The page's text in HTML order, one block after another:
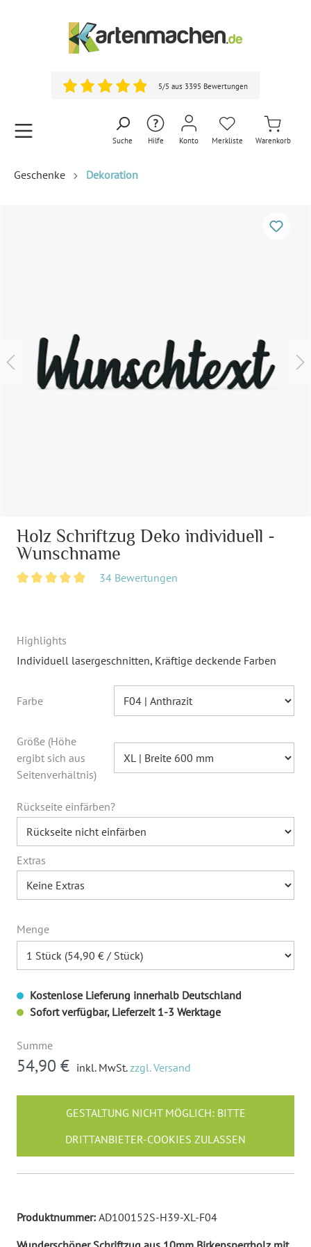
5/5 aus 3395 Bewertungen
Suche Hilfe Konto Merkliste Warenkorb
Geschenke Dekoration
Holz Schriftzug Deko individuell -
Wunschname
34 Bewertungen
Highlights
Individuell lasergeschnitten, Kräftige deckende Farben
Farbe
Größe (Höhe
ergibt sich aus
Seitenverhältnis)
Rückseite einfärben?
Extras
Menge
Kostenlose Lieferung innerhalb Deutschland
Sofort verfügbar, Lieferzeit 1-3 Werktage
Summe
54,90 € inkl. MwSt.zzgl. Versand
GESTALTUNG NICHT MÖGLICH: BITTE
DRITTANBIETER-COOKIES ZULASSEN
Produktnummer: AD100152S-H39-XL-F04